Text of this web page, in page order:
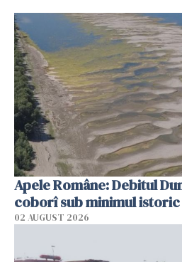
Apele Române: Debitul
coborî sub minimul istoric
02 AUGUST 2026